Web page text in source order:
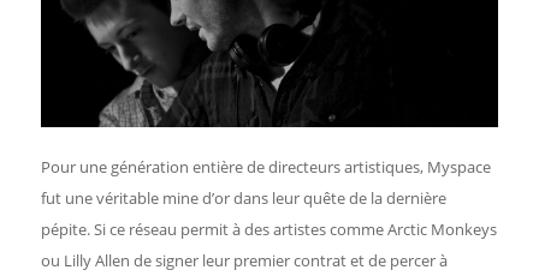
Pour une génération entière de directeurs artistiques, Myspace
fut une véritable mine d’or dans leur quête de la dernière
pépite. Si ce réseau permit à des artistes comme Arctic Monkeys
ou Lilly Allen de signer leur premier contrat et de percer à